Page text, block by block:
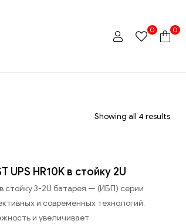
0 0
Showing all 4 results
UPS HR10K в стойку 2U
стойку 3-2U батарея — (ИБП) серии
и современных технологий.
и увеличивает